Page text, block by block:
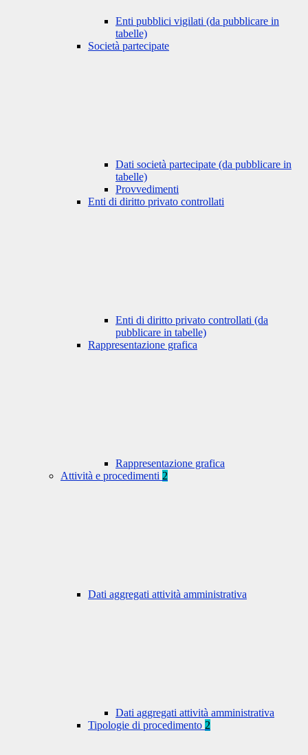
Enti pubblici vigilati (da pubblicare in
tabelle)
Società partecipate
Dati società partecipate (da pubblicare in
tabelle)
Provvedimenti
Enti di diritto privato controllati
Enti di diritto privato controllati (da
pubblicare in tabelle)
Rappresentazione grafica
Rappresentazione grafica
Attività e procedimenti 2
Dati aggregati attività amministrativa
Dati aggregati attività amministrativa
Tipologie di procedimento 2